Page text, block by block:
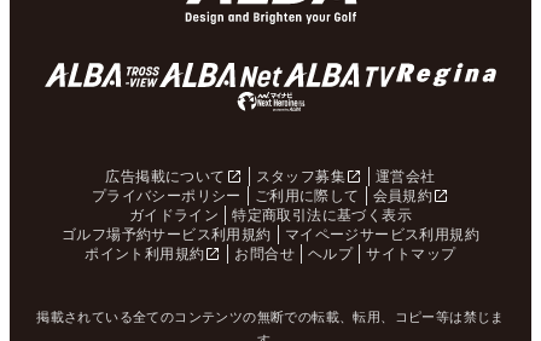
広告掲載について スタッフ募集
運営会社
プライバシーポリシー
ご利用に際して
会員規約
ガイドライン
特定商取引法に基づく表示
ゴルフ場予約サービス利用規約
マイページサービス利用規約
ポイント利用規約
お問合せ ヘルプ サイトマップ
掲載されている全てのコンテンツの無断での転載、転用、コピー等は禁じま